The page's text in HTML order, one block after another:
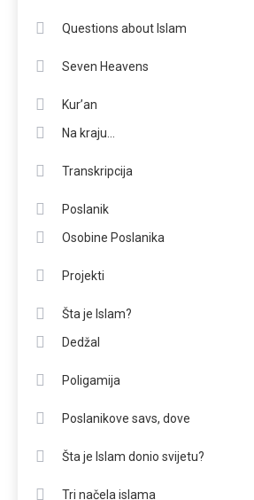
Questions about Islam
Seven Heavens
Kur’an
Na kraju…
Transkripcija
Poslanik
Osobine Poslanika
Projekti
Šta je Islam?
Dedžal
Poligamija
Poslanikove savs, dove
Šta je Islam donio svijetu?
Tri načela islama